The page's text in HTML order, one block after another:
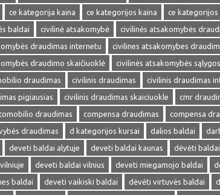
ce kategorija kaina ce kategorijos kaina ce kategorijos
baldai
civilinė atsakomybė
civilinės atsakomybės
draudimas internetu
civilines atsakomybes
draudimo skaičiuoklė
civilinės atsakomybės sąlygos
draudimas
civilinis draudimas
civilinis draudimas
pigiausias
civilinis draudimas skaiciuokle
cmr
draudimas
compensa draudimas
compensa
draudimas
d kategorijos kursai dalios baldai
deveti baldai alytuje deveti baldai kaunas dėvėti
deveti baldai vilnius deveti miegamojo baldai
baldai
deveti vaikiski baldai dėvėti virtuvės baldai